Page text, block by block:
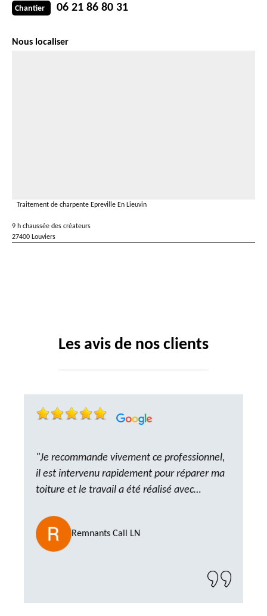
Chantier 06 21 86 80 31
Nous localiser
Traitement de charpente Epreville En Lieuvin
9 h chaussée des créateurs
27400 Louviers
Les avis de nos clients
"Je recommande vivement ce professionnel,
il est intervenu rapidement pour réparer ma
toiture et le travail a été réalisé avec
ponctuel et à l’écoute, le résultat est
impeccable et le chantier a été laissé propre.
Un artisan de confiance que je n’hésiterai pas
Remnants Call LN